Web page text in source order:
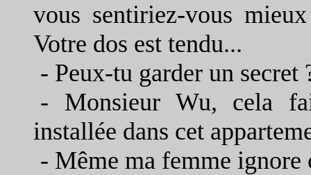
vous sentiriez-vous
Votre dos est tendu...
- Peux-tu garder un secret
- Monsieur Wu, cela
installée dans cet
- Même ma femme ignore